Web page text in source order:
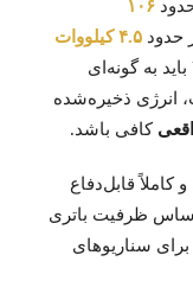
۱۰۶
حدود ۴.۵ کیلووات
برآورد شد. بنابراین طراحی سیستم UPS باید به گونه‌ای
انرژی ذخیره‌شده
کافی باشد.
قابل‌دفاع
اساس ظرفیت باتری
سناریوهای